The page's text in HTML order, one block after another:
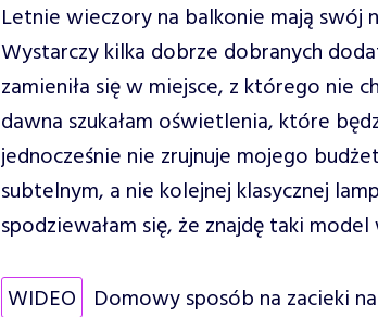
Letnie wieczory na balkonie mają swój
Wystarczy kilka dobrze dobranych
zamieniła się w miejsce, z którego nie
dawna szukałam oświetlenia, które
jednocześnie nie zrujnuje mojego
subtelnym, a nie kolejnej klasycznej
spodziewałam się, że znajdę taki
WIDEO Domowy sposób na zacieki